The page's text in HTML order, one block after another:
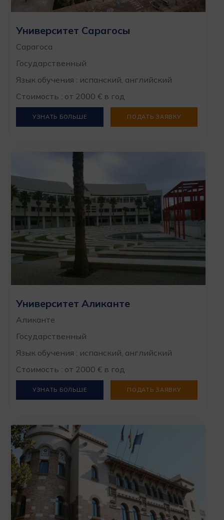
Университет Сарагосы
Сарагоса
Государственный
Язык обучения : испанский, английский
Стоимость : от 2000 € в год
УЗНАТЬ БОЛЬШЕ ПОДАТЬ ЗАЯВКУ
Университет Аликанте
Аликанте
Государственный
Язык обучения : испанский, английский
Стоимость : от 2000 € в год
УЗНАТЬ БОЛЬШЕ ПОДАТЬ ЗАЯВКУ